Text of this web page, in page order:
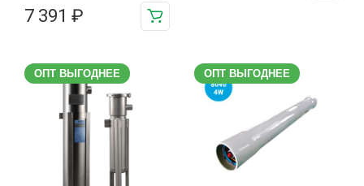
7 391 ₽
ОПТ ВЫГОДНЕЕ ОПТ ВЫГОДНЕЕ